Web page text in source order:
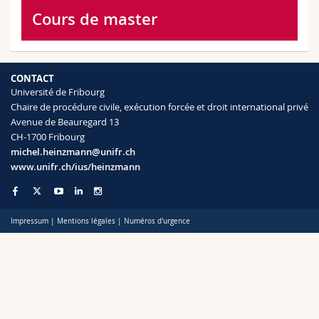
Interfacultaire
Collaborateurs
Doctorants
Webmail
Programme des cours
MyUnifr
Cours de master
CONTACT
Université de Fribourg
Chaire de procédure civile, exécution forcée et droit international privé
Avenue de Beauregard 13
CH-1700 Fribourg
michel.heinzmann@unifr.ch
www.unifr.ch/ius/heinzmann
Impressum | Mentions légales | Numéros d'urgence